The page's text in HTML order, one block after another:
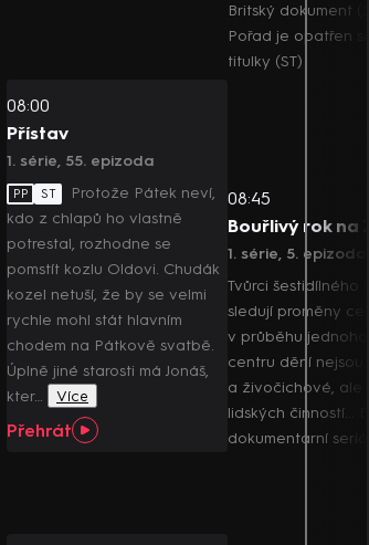
08:00
Přístav
1. série, 55. epizoda
PP ST
Protože Pátek neví,
kdo z chlapů ho vlastně
potrestal, rozhodne se
pomstít kozlu Oldovi. Chudák
kozel netuší, že by se velmi
rychle mohl stát hlavním
chodem na Pátkově svatbě.
Úplně jiné starosti má Jonáš,
kter…
Více
Přehrát
Britský dokument
Pořad je opatřen
titulky (ST)
08:45
Bouřlivý rok na
1. série, 5. epizoda
Tvůrci šestidílného
sledují proměny
v průběhu jednoho
centru dění
a živočichové, ale
lidských činností...
dokumentární